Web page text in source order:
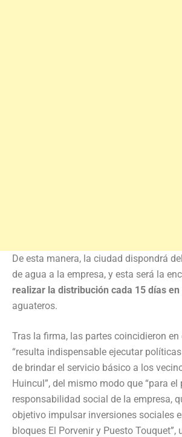
De esta manera, la ciudad dispondrá
de agua a la empresa, y esta será la
realizar la distribución cada 15 días
aguateros.
Tras la firma, las partes coincidieron en
“resulta indispensable ejecutar
de brindar el servicio básico a los
Huincul”, del mismo modo que “para el
responsabilidad social de la empresa,
objetivo impulsar inversiones sociales
bloques El Porvenir y Puesto Touquet”,